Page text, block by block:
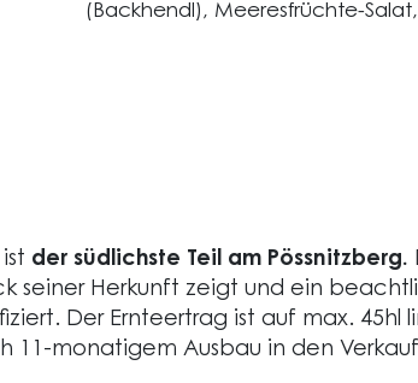
(Backhendl), Meeresfrüchte-
der südlichste Teil am Pössnitzberg.
seiner Herkunft zeigt und ein
Der Ernteertrag ist auf max.
11-monatigem Ausbau in den